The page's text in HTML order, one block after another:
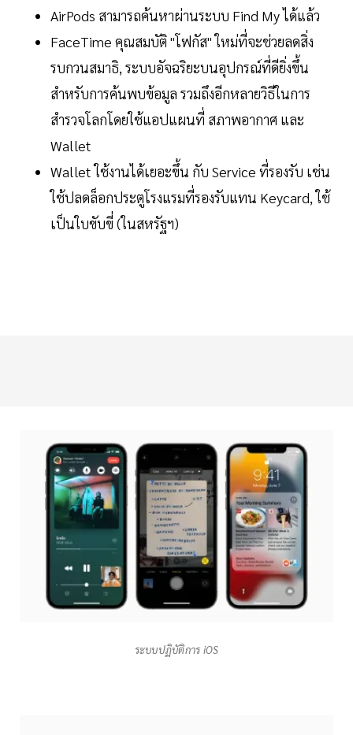
AirPods สามารถค้นหาผ่านระบบ Find My ได้แล้ว
FaceTime คุณสมบัติ "โฟกัส" ใหม่ที่จะช่วยลดสิ่ง
รบกวนสมาธิ, ระบบอัจฉริยะบนอุปกรณ์ที่ดียิ่งขึ้น
สำหรับการค้นพบข้อมูล รวมถึงอีกหลายวิธีในการ
สำรวจโลกโดยใช้แอปแผนที่ สภาพอากาศ และ
Wallet
Wallet ใช้งานได้เยอะขึ้น กับ Service ที่รองรับ เช่น
ใช้ปลดล็อกประตูโรงแรมที่รองรับแทน Keycard, ใช้
เป็นใบขับขี่ (ในสหรัฐฯ)
ระบบปฏิบัติการ iOS